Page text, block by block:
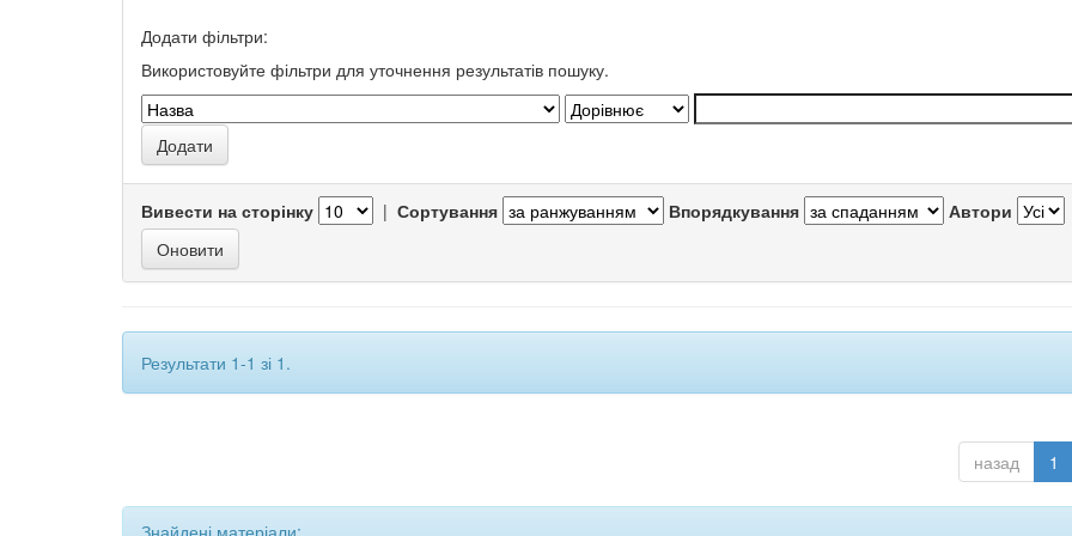
Додати фільтри:
Використовуйте фільтри для уточнення результатів пошуку.
Вивести на сторінку | Сортування Впорядкування Автори
Результати 1-1 зі 1.
назад 1
Знайдені матеріали: